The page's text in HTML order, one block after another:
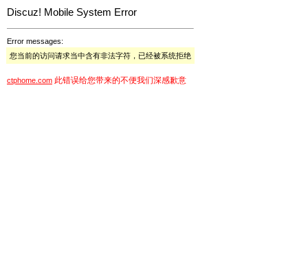
Discuz! Mobile System Error
Error messages:
您当前的访问请求当中含有非法字符，已经被系统拒绝
ctphome.com 此错误给您带来的不便我们深感歉意